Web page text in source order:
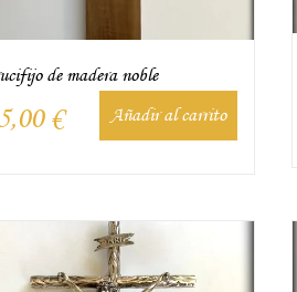
de madera noble
€ Añadir al carrito